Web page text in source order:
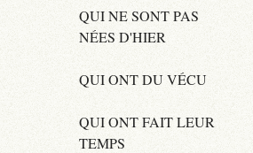
QUI NE SONT PAS
NÉES D'HIER
QUI ONT DU VÉCU
QUI ONT FAIT LEUR
TEMPS